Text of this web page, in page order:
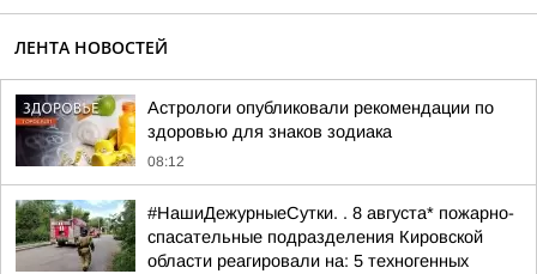
ЛЕНТА НОВОСТЕЙ
Астрологи опубликовали рекомендации по
здоровью для знаков зодиака
08:12
#НашиДежурныеСутки. . 8 августа* пожарно-
спасательные подразделения Кировской
области реагировали на: 5 техногенных